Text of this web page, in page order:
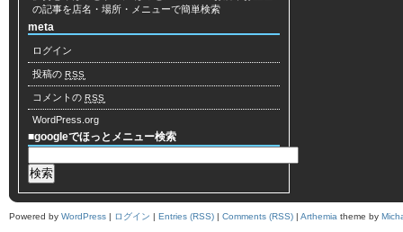
の記事を店名・場所・メニューで簡単検索
meta
ログイン
投稿の RSS
コメントの RSS
WordPress.org
■googleでほっとメニュー検索
Powered by WordPress | ログイン | Entries (RSS) | Comments (RSS) | Arthemia theme by